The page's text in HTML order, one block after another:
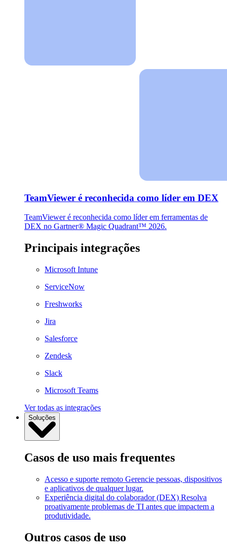
TeamViewer é reconhecida como líder em DEX
TeamViewer é reconhecida como líder em ferramentas de
DEX no Gartner® Magic Quadrant™ 2026.
Principais integrações
Microsoft Intune
ServiceNow
Freshworks
Jira
Salesforce
Zendesk
Slack
Microsoft Teams
Ver todas as integrações
Soluções
Casos de uso mais frequentes
Acesso e suporte remoto Gerencie pessoas, dispositivos
e aplicativos de qualquer lugar.
Experiência digital do colaborador (DEX) Resolva
proativamente problemas de TI antes que impactem a
produtividade.
Outros casos de uso